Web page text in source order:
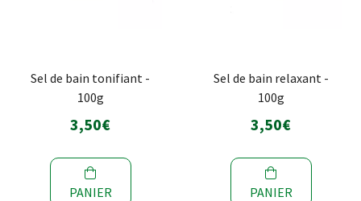
Sel de bain tonifiant -
100g
3,50€
PANIER
Sel de bain relaxant -
100g
3,50€
PANIER